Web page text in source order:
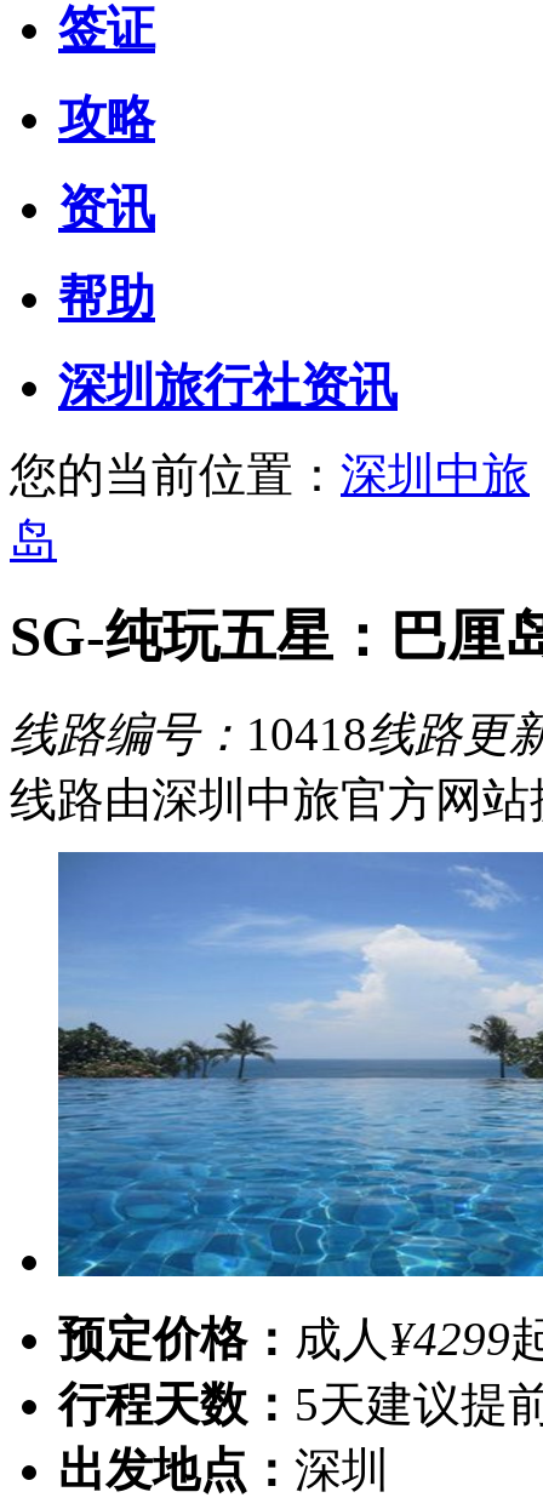
签证
攻略
资讯
帮助
深圳旅行社资讯
您的当前位置： 深圳中旅
岛
SG-纯玩五星：巴厘
线路编号： 10418线路更
线路由深圳中旅官方网站
预定价格： 成人 ¥4299
行程天数： 5天建议提
出发地点： 深圳